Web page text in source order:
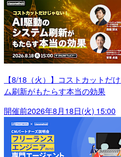
【8/18（火）】コストカットだ
ム刷新がもたらす本当の効果
開催前2026年8月18日(火) 15:00